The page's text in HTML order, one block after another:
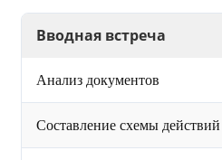
Вводная встреча
Анализ документов
Составление схемы действий